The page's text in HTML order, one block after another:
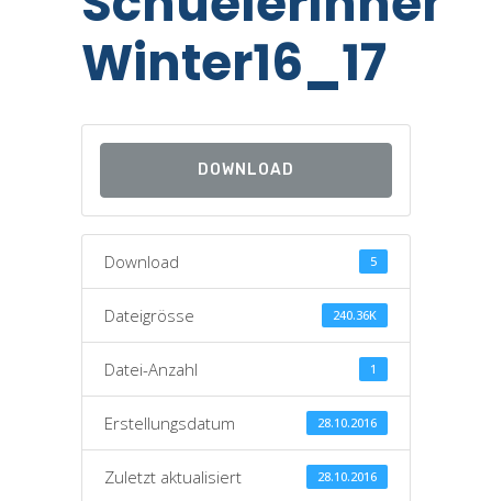
Winter16_17
DOWNLOAD
Download 5
Dateigrösse 240.36K
Datei-Anzahl 1
Erstellungsdatum 28.10.2016
Zuletzt aktualisiert 28.10.2016